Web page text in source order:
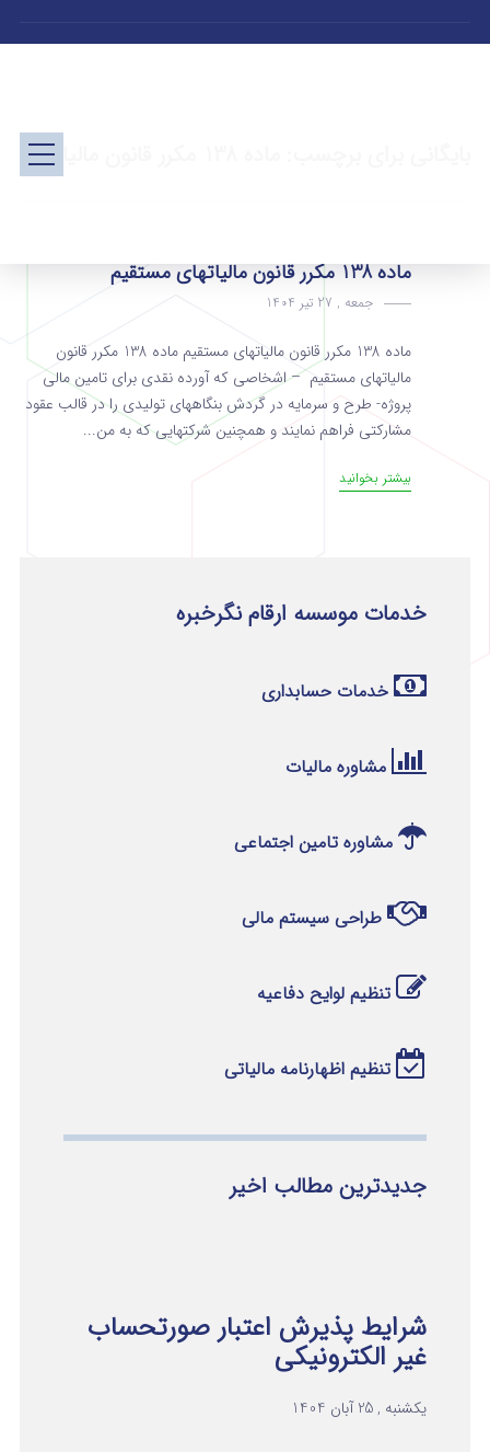
ماده 138 مکرر قانون مالیاتهای مستقیم
جمعه , 27 تیر 1404
ماده 138 مکرر قانون مالیاتهای مستقیم ماده 138 مکرر قانون
مالیاتهای مستقیم – اشخاصی که آورده نقدی برای تامین مالی
پروژه‌-‌‌ طرح و سرمایه در گردش بنگاههای تولیدی را در قالب عقود
مشارکتی فراهم نمایند و همچنین شرکتهایی که به من...
بیشتر بخوانید
خدمات موسسه ارقام نگرخبره
خدمات حسابداری
مشاوره مالیات
مشاوره تامین اجتماعی
طراحی سیستم مالی
تنظیم لوایح دفاعیه
تنظیم اظهارنامه مالیاتی
جدیدترین مطالب اخیر
شرایط پذیرش اعتبار صورتحساب
غیر الکترونیکی
یکشنبه , 25 آبان 1404